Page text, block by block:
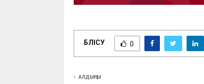
БӨЛІСУ 0
АЛДЫҢҒЫ